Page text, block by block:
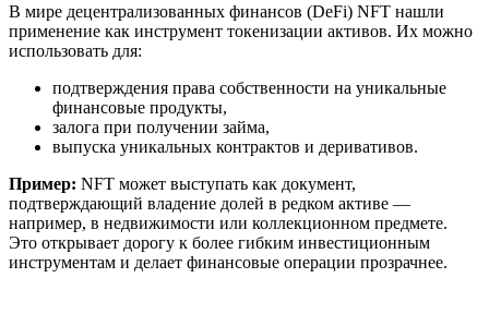
В мире децентрализованных финансов (DeFi) NFT нашли
применение как инструмент токенизации активов. Их можно
использовать для:
подтверждения права собственности на уникальные
финансовые продукты,
залога при получении займа,
выпуска уникальных контрактов и деривативов.
Пример: NFT может выступать как документ,
подтверждающий владение долей в редком активе —
например, в недвижимости или коллекционном предмете.
Это открывает дорогу к более гибким инвестиционным
инструментам и делает финансовые операции прозрачнее.